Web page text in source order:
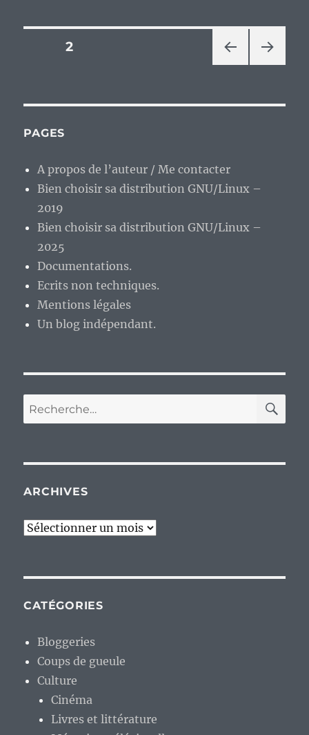
guerre…
Pagination
publications
CÉD
PAGE2
ANT
PAGES
A propos de l’auteur / Me contacter
Bien choisir sa distribution GNU/Linux –
2019
Bien choisir sa distribution GNU/Linux –
2025
Documentations.
Ecrits non techniques.
Mentions légales
Un blog indépendant.
Recherche
pour :
ARCHIVES
Archives
CATÉGORIES
Bloggeries
Coups de gueule
Culture
Cinéma
Livres et littérature